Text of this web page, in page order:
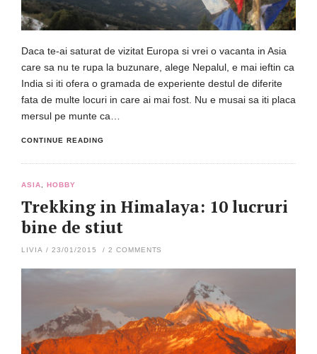
Daca te-ai saturat de vizitat Europa si vrei o vacanta in Asia
care sa nu te rupa la buzunare, alege Nepalul, e mai ieftin ca
India si iti ofera o gramada de experiente destul de diferite
fata de multe locuri in care ai mai fost. Nu e musai sa iti placa
mersul pe munte ca…
CONTINUE READING
ASIA HOBBY
Trekking in Himalaya: 10 lucruri
bine de stiut
LIVIA / 23/01/2015 / 2 COMMENTS